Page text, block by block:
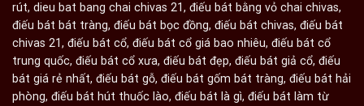
rút, dieu bat bang chai chivas 21, điếu bát bằng vỏ chai chivas,
điếu bát bát tràng, điếu bát bọc đồng, điếu bát chivas, điếu bát
chivas 21, điếu bát cổ, điếu bát cổ giá bao nhiêu, điếu bát cổ
trung quốc, điếu bát cổ xưa, điếu bát đẹp, điếu bát giả cổ, điếu
bát giá rẻ nhất, điếu bát gỗ, điếu bát gốm bát tràng, điếu bát hải
phòng, điếu bát hút thuốc lào, điếu bát là gì, điếu bát làm từ